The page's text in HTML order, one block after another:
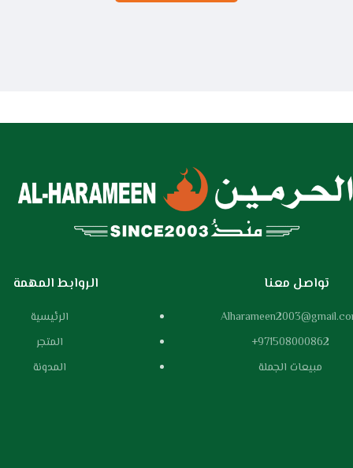
تواصل معنا
971508000862+
مبيعات الجملة
الروابط المهمة
الرئيسية
المتجر
المدونة